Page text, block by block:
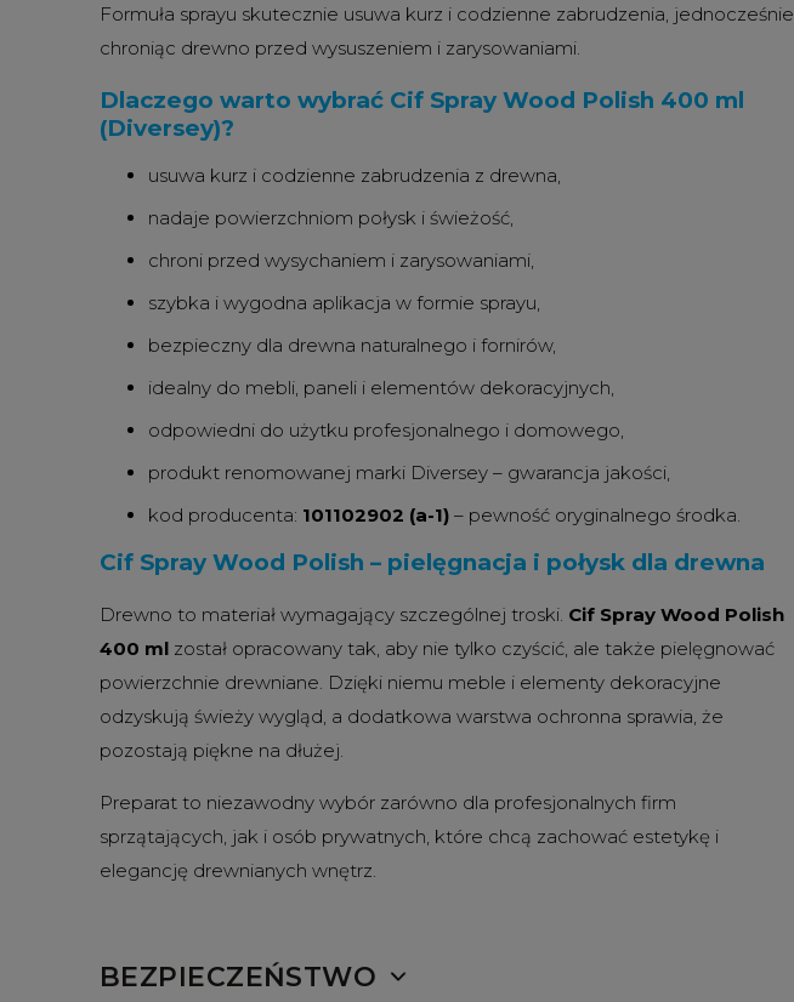
Formuła sprayu skutecznie usuwa kurz i codzienne zabrudzenia, jednocześnie
chroniąc drewno przed wysuszeniem i zarysowaniami.
Dlaczego warto wybrać Cif Spray Wood Polish 400 ml
(Diversey)?
usuwa kurz i codzienne zabrudzenia z drewna,
nadaje powierzchniom połysk i świeżość,
chroni przed wysychaniem i zarysowaniami,
szybka i wygodna aplikacja w formie sprayu,
bezpieczny dla drewna naturalnego i fornirów,
idealny do mebli, paneli i elementów dekoracyjnych,
odpowiedni do użytku profesjonalnego i domowego,
produkt renomowanej marki Diversey – gwarancja jakości,
kod producenta: 101102902 (a-1) – pewność oryginalnego środka.
Cif Spray Wood Polish – pielęgnacja i połysk dla drewna
Drewno to materiał wymagający szczególnej troski. Cif Spray Wood Polish
400 ml został opracowany tak, aby nie tylko czyścić, ale także pielęgnować
powierzchnie drewniane. Dzięki niemu meble i elementy dekoracyjne
odzyskują świeży wygląd, a dodatkowa warstwa ochronna sprawia, że
pozostają piękne na dłużej.
Preparat to niezawodny wybór zarówno dla profesjonalnych firm
sprzątających, jak i osób prywatnych, które chcą zachować estetykę i
elegancję drewnianych wnętrz.
BEZPIECZEŃSTWO